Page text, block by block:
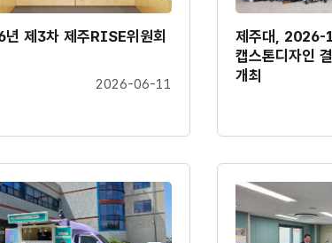
제3차 제주RISE위원회
2026-06-11
제주대, 2026-1
캡스톤디자인
개최